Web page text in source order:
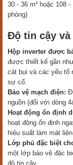
30 - 36 m² hoặc 108
phòng)
Độ tin cậy và
Hộp inverter được
được thiết kế gần
cát bụi và các yếu tố
sự cố.
Bảo vệ mạch điện:
nguồn (đối với dòng
Hoạt động ổn định
hoạt động ổn định
hiệu suất làm mát
Lớp phủ đặc biệt
một lớp bảo vệ đặc
độ tin cậy.